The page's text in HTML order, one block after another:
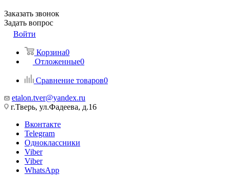
Заказать звонок
Задать вопрос
Войти
Корзина0
Отложенные0
Сравнение товаров0
etalon.tver@yandex.ru
г.Тверь, ул.Фадеева, д.16
Вконтакте
Telegram
Одноклассники
Viber
Viber
WhatsApp